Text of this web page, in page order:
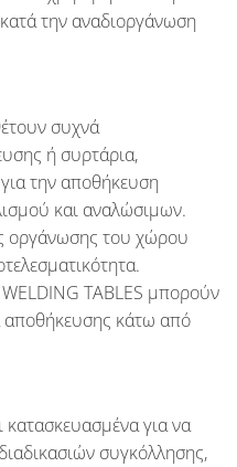
την αναδιοργάνωση
συχνά
ή συρτάρια,
την αποθήκευση
και αναλώσιμων.
οργάνωσης του χώρου
TABLES μπορούν
αποθήκευσης κάτω από
κατασκευασμένα για να
συγκόλλησης,